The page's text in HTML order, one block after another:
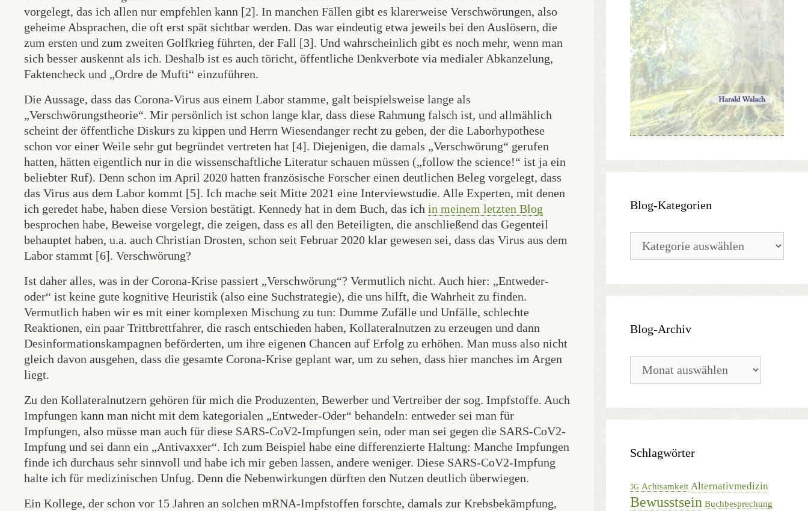
vorgelegt, das ich allen nur empfehlen kann [2]. In manchen Fällen gibt es klarerweise Verschwörungen, also
geheime Absprachen, die oft erst spät sichtbar werden. Das war eindeutig etwa jeweils bei den Auslösern, die
zum ersten und zum zweiten Golfkrieg führten, der Fall [3]. Und wahrscheinlich gibt es noch mehr, wenn man
sich besser auskennt als ich. Deshalb ist es auch töricht, öffentliche Denkverbote via medialer Abkanzelung,
Faktencheck und „Ordre de Mufti“ einzuführen.
Die Aussage, dass das Corona-Virus aus einem Labor stamme, galt beispielsweise lange als
„Verschwörungstheorie“. Mir persönlich ist schon lange klar, dass diese Rahmung falsch ist, und allmählich
scheint der öffentliche Diskurs zu kippen und Herrn Wiesendanger recht zu geben, der die Laborhypothese
schon vor einer Weile sehr gut begründet vertreten hat [4]. Diejenigen, die damals „Verschwörung“ gerufen
hatten, hätten eigentlich nur in die wissenschaftliche Literatur schauen müssen („follow the science!“ ist ja ein
beliebter Ruf). Denn schon im April 2020 hatten französische Forscher einen deutlichen Beleg vorgelegt, dass
das Virus aus dem Labor kommt [5]. Ich mache seit Mitte 2021 eine Interviewstudie. Alle Experten, mit denen
ich geredet habe, haben diese Version bestätigt. Kennedy hat in dem Buch, das ich in meinem letzten Blog
besprochen habe, Beweise vorgelegt, die zeigen, dass es all den Beteiligten, die anschließend das Gegenteil
behauptet haben, u.a. auch Christian Drosten, schon seit Februar 2020 klar gewesen sei, dass das Virus aus dem
Labor stammt [6]. Verschwörung?
Ist daher alles, was in der Corona-Krise passiert „Verschwörung“? Vermutlich nicht. Auch hier: „Entweder-
oder“ ist keine gute kognitive Heuristik (also eine Suchstrategie), die uns hilft, die Wahrheit zu finden.
Vermutlich haben wir es mit einer komplexen Mischung zu tun: Dumme Zufälle und Unfälle, schlechte
Reaktionen, ein paar Trittbrettfahrer, die rasch entschieden haben, Kollateralnutzen zu erzeugen und dann
Desinformationskampagnen beförderten, um ihre eigenen Chancen auf Erfolg zu erhöhen. Man muss also nicht
gleich davon ausgehen, dass die gesamte Corona-Krise geplant war, um zu sehen, dass hier manches im Argen
liegt.
Zu den Kollateralnutzern gehören für mich die Produzenten, Bewerber und Vertreiber der sog. Impfstoffe. Auch
Impfungen kann man nicht mit dem kategorialen „Entweder-Oder“ behandeln: entweder sei man für
Impfungen, also müsse man auch für diese SARS-CoV2-Impfungen sein, oder man sei gegen die SARS-CoV2-
Impfung und sei dann ein „Antivaxxer“. Ich zum Beispiel habe eine differenzierte Haltung: Manche Impfungen
finde ich durchaus sehr sinnvoll und habe ich mir geben lassen, andere weniger. Diese SARS-CoV2-Impfung
halte ich für medizinischen Unfug. Denn die Nebenwirkungen dürften den Nutzen deutlich überwiegen.
Ein Kollege, der schon vor 15 Jahren an solchen mRNA-Impfstoffen forschte, damals zur Krebsbekämpfung,
Blog-Kategorien
Kategorien
Blog-Archiv
Archiv
Schlagwörter
5G Achtsamkeit Alternativmedizin
Bewusstsein Buchbesprechung